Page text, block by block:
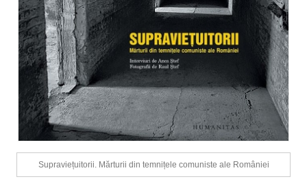
Supraviețuitorii. Mărturii din temnițele comuniste ale României